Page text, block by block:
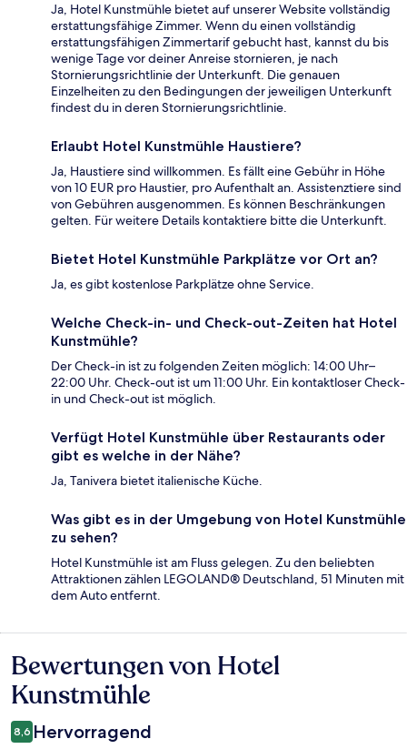
Ja, Hotel Kunstmühle bietet auf unserer Website vollständig
erstattungsfähige Zimmer. Wenn du einen vollständig
erstattungsfähigen Zimmertarif gebucht hast, kannst du bis
wenige Tage vor deiner Anreise stornieren, je nach
Stornierungsrichtlinie der Unterkunft. Die genauen
Einzelheiten zu den Bedingungen der jeweiligen Unterkunft
findest du in deren Stornierungsrichtlinie.
Erlaubt Hotel Kunstmühle Haustiere?
Ja, Haustiere sind willkommen. Es fällt eine Gebühr in Höhe
von 10 EUR pro Haustier, pro Aufenthalt an. Assistenztiere sind
von Gebühren ausgenommen. Es können Beschränkungen
gelten. Für weitere Details kontaktiere bitte die Unterkunft.
Bietet Hotel Kunstmühle Parkplätze vor Ort an?
Ja, es gibt kostenlose Parkplätze ohne Service.
Welche Check-in- und Check-out-Zeiten hat Hotel
Kunstmühle?
Der Check-in ist zu folgenden Zeiten möglich: 14:00 Uhr–
22:00 Uhr. Check-out ist um 11:00 Uhr. Ein kontaktloser Check-
in und Check-out ist möglich.
Verfügt Hotel Kunstmühle über Restaurants oder
gibt es welche in der Nähe?
Ja, Tanivera bietet italienische Küche.
Was gibt es in der Umgebung von Hotel Kunstmühle
zu sehen?
Hotel Kunstmühle ist am Fluss gelegen. Zu den beliebten
Attraktionen zählen LEGOLAND® Deutschland, 51 Minuten mit
dem Auto entfernt.
Bewertungen
Bewertungen von Hotel
Kunstmühle
8,6 Hervorragend